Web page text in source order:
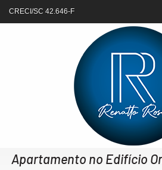
CRECI/SC 42.646-F
Apartamento no Edifício